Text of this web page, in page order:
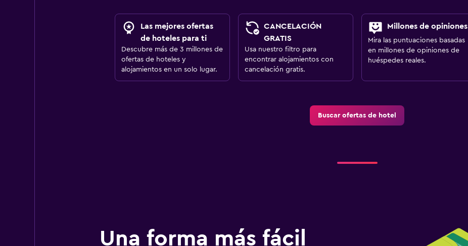
Las mejores ofertas
de hoteles para ti
Descubre más de 3 millones de
ofertas de hoteles y
alojamientos en un solo lugar.
CANCELACIÓN
GRATIS
Usa nuestro filtro para
encontrar alojamientos con
cancelación gratis.
Millones de opiniones
Mira las puntuaciones basadas
en millones de opiniones de
huéspedes reales.
Buscar ofertas de hotel
Una forma más fácil